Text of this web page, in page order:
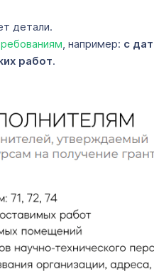
детали.
, например: с
работ.